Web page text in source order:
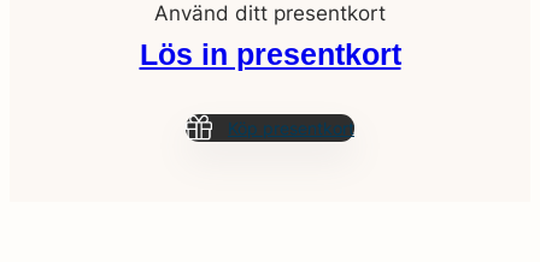
Använd ditt presentkort
Lös in presentkort
Köp presentkort